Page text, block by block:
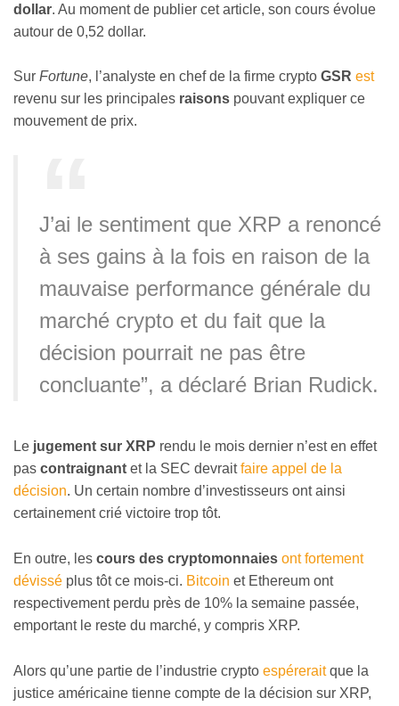
dollar. Au moment de publier cet article, son cours évolue
autour de 0,52 dollar.
Sur Fortune, l’analyste en chef de la firme crypto GSR est
revenu sur les principales raisons pouvant expliquer ce
mouvement de prix.
J’ai le sentiment que XRP a renoncé
à ses gains à la fois en raison de la
mauvaise performance générale du
marché crypto et du fait que la
décision pourrait ne pas être
concluante”, a déclaré Brian Rudick.
Le jugement sur XRP rendu le mois dernier n’est en effet
pas contraignant et la SEC devraitfaire appel de la
décision. Un certain nombre d’investisseurs ont ainsi
certainement crié victoire trop tôt.
En outre, les cours des cryptomonnaies ont fortement
dévissé plus tôt ce mois-ci. Bitcoin et Ethereum ont
respectivement perdu près de 10% la semaine passée,
emportant le reste du marché, y compris XRP.
Alors qu’une partie de l’industrie crypto espéreraitque la
justice américaine tienne compte de la décision sur XRP,